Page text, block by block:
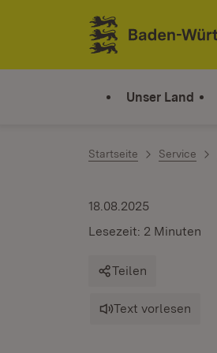
Zum Inhalt springen
Link zur Startseite
Unser Land
Startseite Service
18.08.2025
Lesezeit: 2 Minuten
Teilen
Text vorlesen